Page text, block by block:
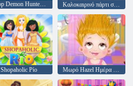
Kpop Demon Hunters Avatar World Καλοκαιρινό πάρτι στην πισίνα διασημοτήτων
Shopaholic Ρίο Μωρό Hazel Ημέρα Μαλλιά